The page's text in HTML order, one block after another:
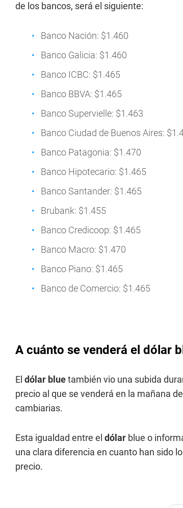
de los bancos, será el siguiente:
Banco Nación: $1.460
Banco Galicia: $1.460
Banco ICBC: $1.465
Banco BBVA: $1.465
Banco Supervielle: $1.463
Banco Ciudad de Buenos Aires:
Banco Patagonia: $1.470
Banco Hipotecario: $1.465
Banco Santander: $1.465
Brubank: $1.455
Banco Credicoop: $1.465
Banco Macro: $1.470
Banco Piano: $1.465
Banco de Comercio: $1.465
A cuánto se venderá el dólar
El dólar bluetambién vio una subida
precio al que se venderá en la mañana
cambiarias.
Esta igualdad entre el dólar blue o
una clara diferencia en cuanto han sido
precio.